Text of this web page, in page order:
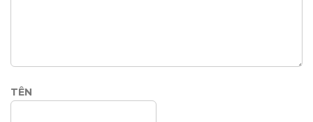
TÊN